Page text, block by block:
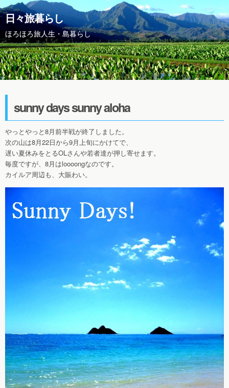
日々旅暮らし
ほろほろ旅人生・島暮らし
sunny days sunny aloha
やっとやっと8月前半戦が終了しました。
次の山は8月22日から9月上旬にかけてで、
遅い夏休みをとるOLさんや若者達が押し寄せます。
毎度ですが、8月はloooongなのです。
カイルア周辺も、大賑わい。